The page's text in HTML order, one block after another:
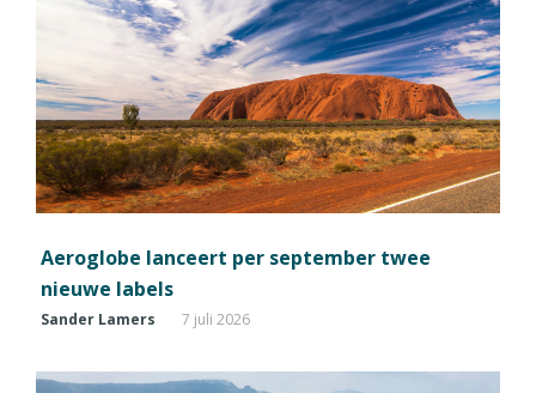
Aeroglobe lanceert per september twee
nieuwe labels
Sander Lamers 7 juli 2026